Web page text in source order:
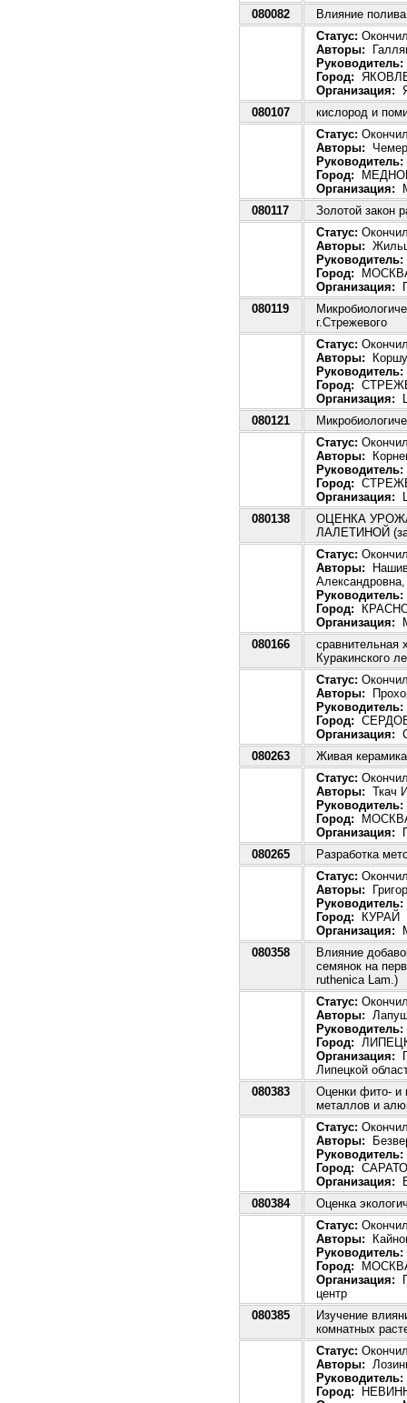
080082
Влияние
Статус:
Авторы:
Руководитель:
Город:
Организация:
080107
кислород и
Статус:
Авторы:
Руководитель:
Город:
Организация:
080117
Золотой закон
Статус:
Авторы:
Руководитель:
Город:
Организация:
080119
г.Стрежевого
Статус:
Авторы:
Руководитель:
Город:
Организация:
080121
Статус:
Авторы:
Руководитель:
Город:
Организация:
080138
ОЦЕНКА
ЛАЛЕТИНОЙ
Статус:
Авторы:
Руководитель:
Город:
Организация:
080166
сравнительная
Куракинского
Статус:
Авторы:
Руководитель:
Город:
Организация:
080263
Живая керамика
Статус:
Авторы: Ткач
Руководитель:
Город:
Организация:
080265
Разработка
Статус:
Авторы:
Руководитель:
Город: КУРАЙ
Организация:
080358
Влияние
семянок на
ruthenica Lam.)
Статус:
Авторы:
Руководитель:
Город:
Организация:
Липецкой
080383
Оценки фито- и
металлов и
Статус:
Авторы:
Руководитель:
Город:
Организация:
080384
Оценка
Статус:
Авторы:
Руководитель:
Город:
Организация:
центр
080385
Изучение
комнатных
Статус:
Авторы:
Руководитель:
Город: